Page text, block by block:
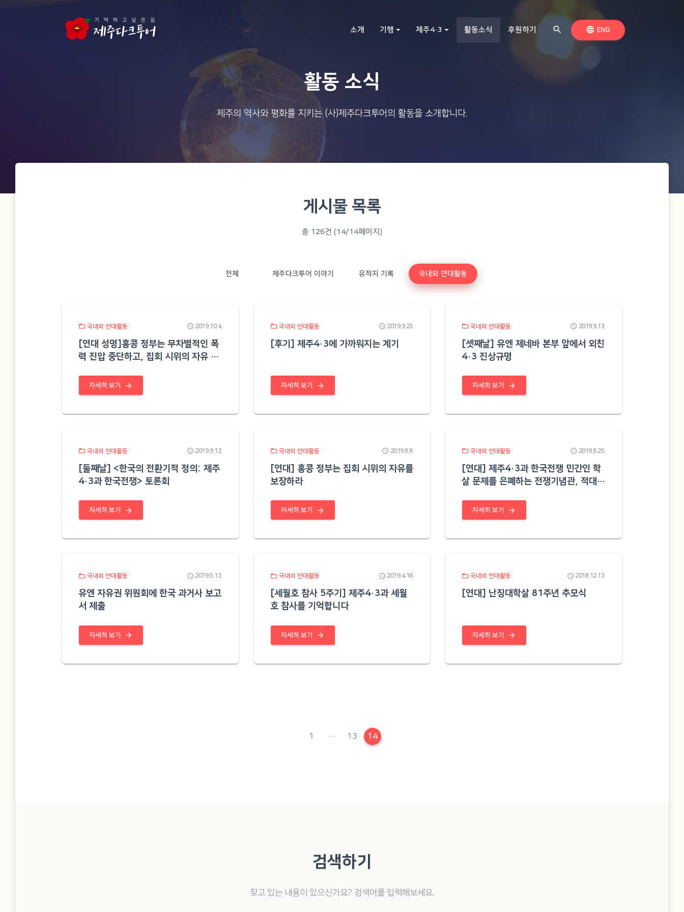
소개 기행 제주4·3 활동소식 (현재 페이지)
후원하기 search 검색하기언어 전환
language ENG
활동 소식
제주의 역사와 평화를 지키는 (사)제주다크투어의 활동을 소개합니다.
게시물 목록
총 126건 (14/14페이지)
전체 제주다크투어 이야기 유적지 기록 국내외 연대활동
folder_open 국내외 연대활동 schedule 2019.10.4.
[연대 성명]홍콩 정부는 무차별적인 폭
력 진압 중단하고, 집회 시위의 자유 보
자세히 보기 arrow_forward
folder_open국내외 연대활동 schedule 2019.9.23.
[후기] 제주4·3에 가까워지는 계기
자세히 보기 arrow_forward
folder_open 국내외 연대활동 schedule 2019.9.13.
[셋째날] 유엔 제네바 본부 앞에서 외친
4·3 진상규명
자세히 보기 arrow_forward
folder_open 국내외 연대활동 schedule 2019.9.12.
[둘째날] <한국의 전환기적 정의: 제주
4·3과 한국전쟁> 토론회
자세히 보기 arrow_forward
folder_open국내외 연대활동 schedule 2019.8.8.
[연대] 홍콩 정부는 집회 시위의 자유를
보장하라
자세히 보기 arrow_forward
folder_open 국내외 연대활동 schedule 2019.6.25.
[연대] 제주4·3과 한국전쟁 민간인 학
살 문제를 은폐하는 전쟁기념관, 적대와
자세히 보기 arrow_forward
folder_open 국내외 연대활동 schedule 2019.5.13.
유엔 자유권 위원회에 한국 과거사 보고
서 제출
자세히 보기 arrow_forward
folder_open국내외 연대활동 schedule 2019.4.16.
[세월호 참사 5주기] 제주4·3과 세월
호 참사를 기억합니다
자세히 보기 arrow_forward
folder_open 국내외 연대활동 schedule 2018.12.13.
[연대] 난징대학살 81주년 추모식
자세히 보기 arrow_forward
1 … 13 현재 페이지
14
검색하기
찾고 있는 내용이 있으신가요? 검색어를 입력해보세요.